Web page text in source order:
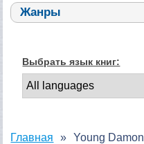
Выбрать язык книг:
Главная Young Damon